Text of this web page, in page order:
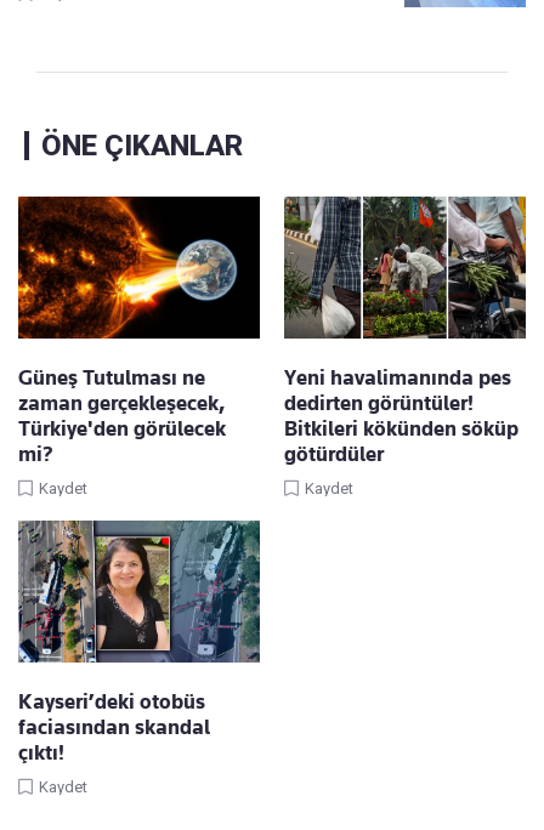
ÖNE ÇIKANLAR
Güneş Tutulması ne
zaman gerçekleşecek,
Türkiye'den görülecek
mi?
Kaydet
Yeni havalimanında pes
dedirten görüntüler!
Bitkileri kökünden söküp
götürdüler
Kaydet
Kayseri’deki otobüs
faciasından skandal
çıktı!
Kaydet